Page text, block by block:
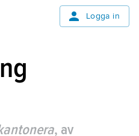
Logga in
, av